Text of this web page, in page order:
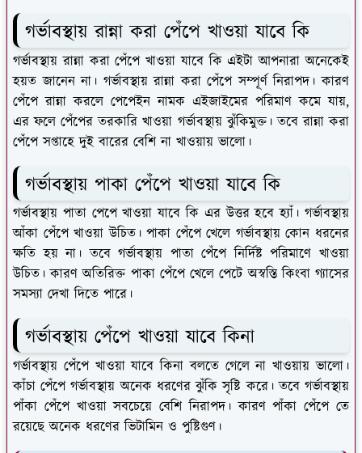
গর্ভাবস্থায় রান্না করা পেঁপে খাওয়া যাবে কি
গর্ভাবস্থায় রান্না করা পেঁপে খাওয়া যাবে কি এইটা আপনারা অনেকেই
হয়ত জানেন না। গর্ভাবস্থায় রান্না করা পেঁপে সম্পূর্ণ নিরাপদ। কারণ
পেঁপে রান্না করলে পেপেইন নামক এইজাইমের পরিমাণ কমে যায়,
এর ফলে পেঁপের তরকারি খাওয়া গর্ভাবস্থায় ঝুঁকিমুক্ত। তবে রান্না করা
পেঁপে সপ্তাহে দুই বারের বেশি না খাওয়ায় ভালো।
গর্ভাবস্থায় পাকা পেঁপে খাওয়া যাবে কি
গর্ভাবস্থায় পাতা পেপে খাওয়া যাবে কি এর উত্তর হবে হ্যাঁ। গর্ভাবস্থায়
আঁকা পেঁপে খাওয়া উচিত। পাকা পেঁপে খেলে গর্ভাবস্থায় কোন ধরনের
ক্ষতি হয় না। তবে গর্ভাবস্থায় পাতা পেঁপে নির্দিষ্ট পরিমাণে খাওয়া
উচিত। কারণ অতিরিক্ত পাকা পেঁপে খেলে পেটে অস্বস্তি কিংবা গ্যাসের
সমস্যা দেখা দিতে পারে।
গর্ভাবস্থায় পেঁপে খাওয়া যাবে কিনা
গর্ভাবস্থায় পেঁপে খাওয়া যাবে কিনা বলতে গেলে না খাওয়ায় ভালো।
কাঁচা পেঁপে গর্ভাবস্থায় অনেক ধরণের ঝুঁকি সৃষ্টি করে। তবে গর্ভাবস্থায়
পাঁকা পেঁপে খাওয়া সবচেয়ে বেশি নিরাপদ। কারণ পাঁকা পেঁপে তে
রয়েছে অনেক ধরণের ভিটামিন ও পুষ্টিগুণ।